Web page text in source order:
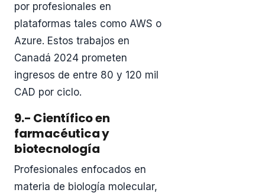
por profesionales en
plataformas tales como AWS o
Azure. Estos trabajos en
Canadá 2024 prometen
ingresos de entre 80 y 120 mil
CAD por ciclo.
9.- Científico en
farmacéutica y
biotecnología
Profesionales enfocados en
materia de biología molecular,